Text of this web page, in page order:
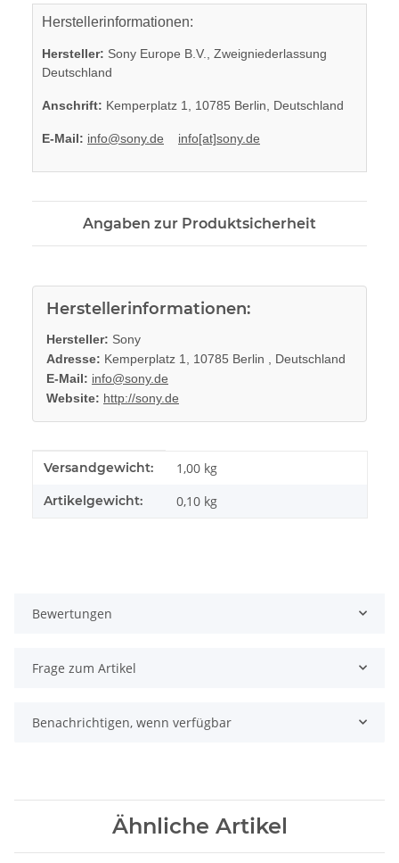
Herstellerinformationen:
Hersteller: Sony Europe B.V., Zweigniederlassung
Deutschland
Anschrift: Kemperplatz 1, 10785 Berlin, Deutschland
E-Mail: info@sony.de info[at]sony.de
Angaben zur Produktsicherheit
Herstellerinformationen:
Hersteller: Sony
Adresse: Kemperplatz 1, 10785 Berlin , Deutschland
E-Mail: info@sony.de
Website: http://sony.de
Produkteigenschaft
Wert
Versandgewicht: 1,00 kg
Artikelgewicht: 0,10 kg
Bewertungen
Frage zum Artikel
Benachrichtigen, wenn verfügbar
Ähnliche Artikel